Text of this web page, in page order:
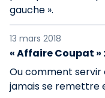
gauche ».
13 mars 2018
« Affaire Coupat »
Ou comment
jamais se remettre